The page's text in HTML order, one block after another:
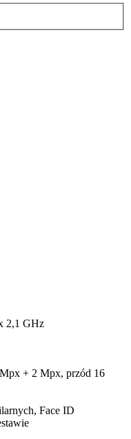
2,1 GHz
+ 2 Mpx, przód 16
Face ID